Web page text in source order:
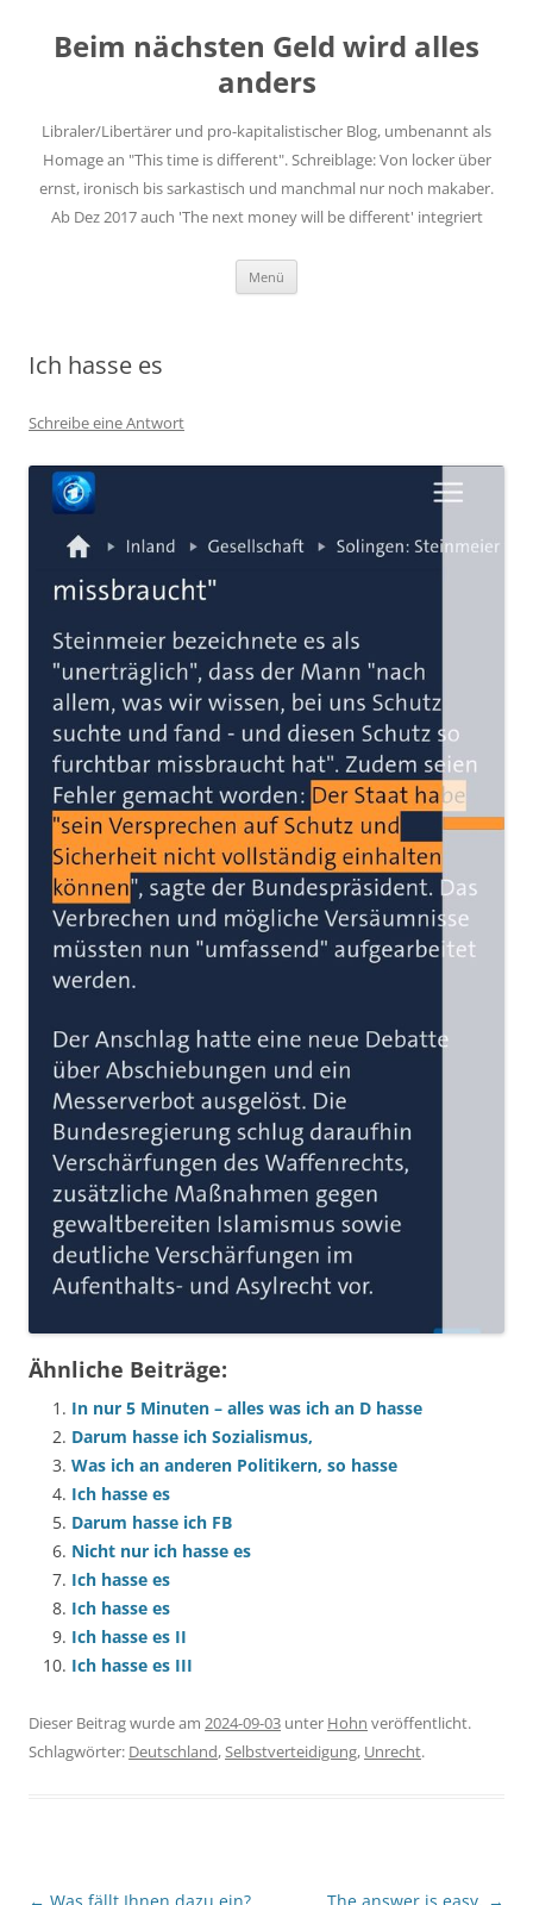
springen
Beim nächsten Geld wird alles
anders
Libraler/Libertärer und pro-kapitalistischer Blog, umbenannt als
Homage an "This time is different". Schreiblage: Von locker über
ernst, ironisch bis sarkastisch und manchmal nur noch makaber.
Ab Dez 2017 auch 'The next money will be different' integriert
Menü
Ich hasse es
Schreibe eine Antwort
Ähnliche Beiträge:
In nur 5 Minuten – alles was ich an D hasse
Darum hasse ich Sozialismus,
Was ich an anderen Politikern, so hasse
Ich hasse es
Darum hasse ich FB
Nicht nur ich hasse es
Ich hasse es
Ich hasse es
Ich hasse es II
Ich hasse es III
Dieser Beitrag wurde am 2024-09-03 unter Hohn veröffentlicht.
Schlagwörter: Deutschland, Selbstverteidigung, Unrecht.
Beitragsnavigation
← Was fällt Ihnen dazu ein? The answer is easy. →